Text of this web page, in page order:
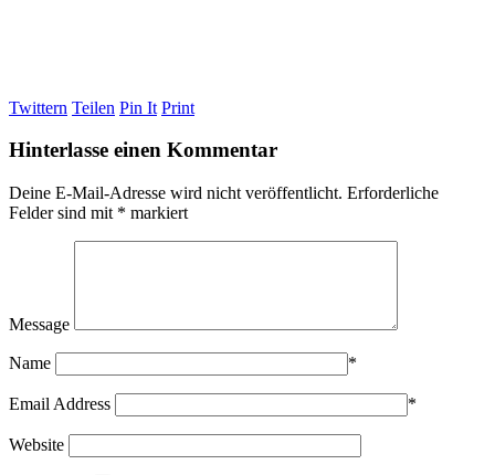
Twittern Teilen Pin It Print
Hinterlasse einen Kommentar
Deine E-Mail-Adresse wird nicht veröffentlicht. Erforderliche
Felder sind mit * markiert
Message
Name *
Email Address *
Website